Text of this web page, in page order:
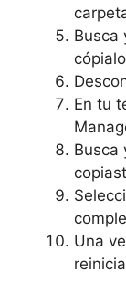
Busca
En tu
Busca
Una